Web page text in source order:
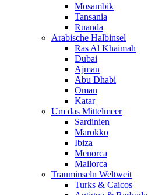
Mosambik
Tansania
Ruanda
Arabische Halbinsel
Ras Al Khaimah
Dubai
Ajman
Abu Dhabi
Oman
Katar
Um das Mittelmeer
Sardinien
Marokko
Ibiza
Menorca
Mallorca
Trauminseln Weltweit
Turks & Caicos